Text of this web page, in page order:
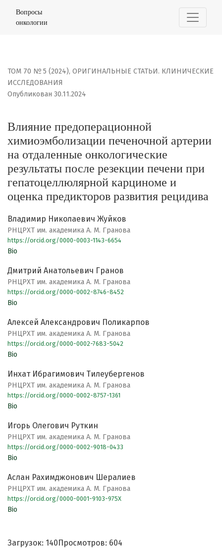
Влияние предоперационной химиоэмболизации
Вопросы
онкологии
ТОМ 70 № 5 (2024), ОРИГИНАЛЬНЫЕ СТАТЬИ. КЛИНИЧЕСКИЕ
ИССЛЕДОВАНИЯ
Влияние предоперационной
химиоэмболизации печеночной артерии
на отдаленные онкологические
результаты после резекции печени при
гепатоцеллюлярной карциноме и
оценка предикторов развития рецидива
Опубликован 30.11.2024
Владимир Николаевич Жуйков
РНЦРХТ им. академика А. М. Гранова
https://orcid.org/0000-0003-1143-6654
Bio
Дмитрий Анатольевич Гранов
РНЦРХТ им. академика А. М. Гранова
https://orcid.org/0000-0002-8746-8452
Bio
Алексей Александрович Поликарпов
РНЦРХТ им. академика А. М. Гранова
https://orcid.org/0000-0002-7683-5042
Bio
Инхат Ибрагимович Тилеубергенов
РНЦРХТ им. академика А. М. Гранова
https://orcid.org/0000-0002-8757-1361
Bio
Игорь Олегович Руткин
РНЦРХТ им. академика А. М. Гранова
https://orcid.org/0000-0002-9018-0433
Bio
Аслан Рахимджонович Шералиев
РНЦРХТ им. академика А. М. Гранова
https://orcid.org/0000-0001-9103-975X
Bio
Загрузок: 140 Просмотров: 604